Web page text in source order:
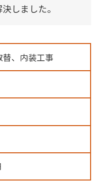
しました。
替、内装工事